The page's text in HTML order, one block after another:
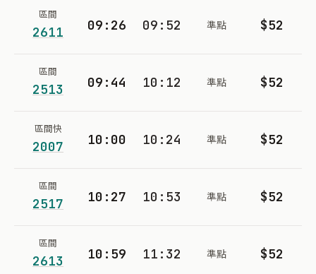
區間
2611 09:26 09:52 準點 $52
區間
2513 09:44 10:12 準點 $52
區間快
2007 10:00 10:24 準點 $52
區間
2517 10:27 10:53 準點 $52
區間
2613 10:59 11:32 準點 $52